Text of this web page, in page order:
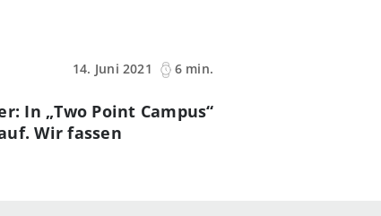
14. Juni 2021
6 min.
In „Two Point Campus“
Wir fassen